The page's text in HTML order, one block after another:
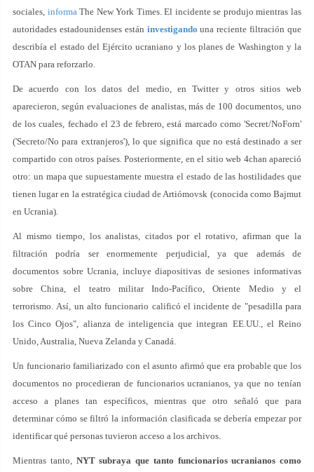
sociales, informaThe New York Times. El incidente se produjo mientras las
autoridades estadounidenses están investigando una reciente filtración que
describía el estado del Ejército ucraniano y los planes de Washington y la
OTAN para reforzarlo.
De acuerdo con los datos del medio, en Twitter y otros sitios web
aparecieron, según evaluaciones de analistas, más de 100 documentos, uno
de los cuales, fechado el 23 de febrero, está marcado como 'Secret/NoForn'
('Secreto/No para extranjeros'), lo que significa que no está destinado a ser
compartido con otros países. Posteriormente, en el sitio web 4chan apareció
otro: un mapa que supuestamente muestra el estado de las hostilidades que
tienen lugar en la estratégica ciudad de Artiómovsk (conocida como Bajmut
en Ucrania).
Al mismo tiempo, los analistas, citados por el rotativo, afirman que la
filtración podría ser enormemente perjudicial, ya que además de
documentos sobre Ucrania, incluye diapositivas de sesiones informativas
sobre China, el teatro militar Indo-Pacífico, Oriente Medio y el
terrorismo. Así, un alto funcionario calificó el incidente de "pesadilla para
los Cinco Ojos", alianza de inteligencia que integran EE.UU., el Reino
Unido, Australia, Nueva Zelanda y Canadá.
Un funcionario familiarizado con el asunto afirmó que era probable que los
documentos no procedieran de funcionarios ucranianos, ya que no tenían
acceso a planes tan específicos, mientras que otro señaló que para
determinar cómo se filtró la información clasificada se debería empezar por
identificar qué personas tuvieron acceso a los archivos.
Mientras tanto, NYT subraya que tanto funcionarios ucranianos como